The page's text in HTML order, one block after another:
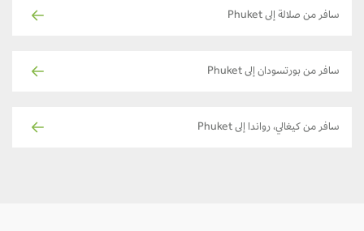
سافر من صلالة إلى Phuket
سافر من بورتسودان إلى Phuket
سافر من كيغالي، رواندا إلى Phuket